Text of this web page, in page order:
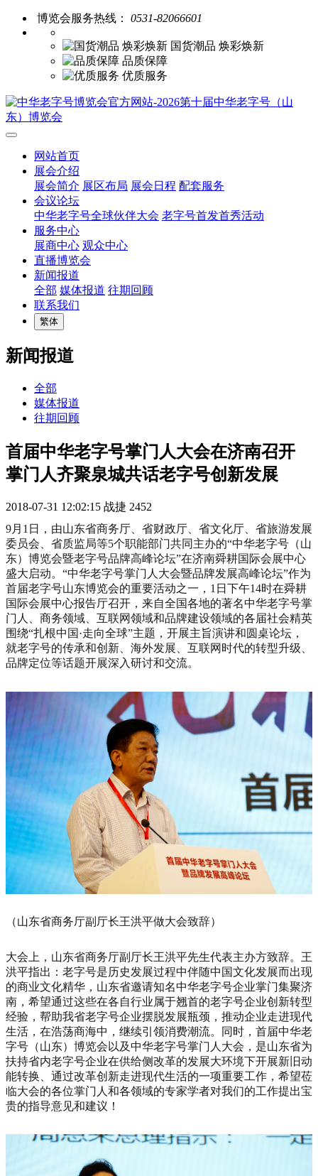
博览会服务热线： 0531-82066601
国货潮品 焕彩焕新
品质保障
优质服务
网站首页
展会介绍
展会简介 展区布局 展会日程 配套服务
会议论坛
中华老字号全球伙伴大会 老字号首发首秀活动
服务中心
展商中心 观众中心
直播博览会
新闻报道
全部 媒体报道 往期回顾
联系我们
繁体
新闻报道
全部
媒体报道
往期回顾
首届中华老字号掌门人大会在济南召开
掌门人齐聚泉城共话老字号创新发展
2018-07-31 12:02:15 战捷 2452
9月1日，由山东省商务厅、省财政厅、省文化厅、省旅游发展
委员会、省质监局等5个职能部门共同主办的“中华老字号（山
东）博览会暨老字号品牌高峰论坛”在济南舜耕国际会展中心
盛大启动。“中华老字号掌门人大会暨品牌发展高峰论坛”作为
首届老字号山东博览会的重要活动之一，1日下午14时在舜耕
国际会展中心报告厅召开，来自全国各地的著名中华老字号掌
门人、商务领域、互联网领域和品牌建设领域的各届社会精英
围绕“扎根中国·走向全球”主题，开展主旨演讲和圆桌论坛，
就老字号的传承和创新、海外发展、互联网时代的转型升级、
品牌定位等话题开展深入研讨和交流。
（山东省商务厅副厅长王洪平做大会致辞）
大会上，山东省商务厅副厅长王洪平先生代表主办方致辞。王
洪平指出：老字号是历史发展过程中伴随中国文化发展而出现
的商业文化精华，山东省邀请知名中华老字号企业掌门集聚济
南，希望通过这些在各自行业属于翘首的老字号企业创新转型
经验，帮助我省老字号企业摆脱发展瓶颈，推动企业走进现代
生活，在浩荡商海中，继续引领消费潮流。同时，首届中华老
字号（山东）博览会以及中华老字号掌门人大会，是山东省为
扶持省内老字号企业在供给侧改革的发展大环境下开展新旧动
能转换、通过改革创新走进现代生活的一项重要工作，希望莅
临大会的各位掌门人和各领域的专家学者对我们的工作提出宝
贵的指导意见和建议！